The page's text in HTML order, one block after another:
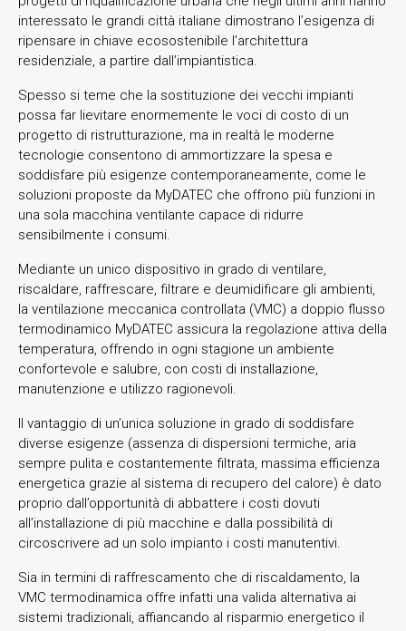
interessato le grandi città italiane dimostrano l’esigenza di
ripensare in chiave ecosostenibile l’architettura
residenziale, a partire dall’impiantistica.
Spesso si teme che la sostituzione dei vecchi impianti
possa far lievitare enormemente le voci di costo di un
progetto di ristrutturazione, ma in realtà le moderne
tecnologie consentono di ammortizzare la spesa e
soddisfare più esigenze contemporaneamente, come le
soluzioni proposte da MyDATEC che offrono più funzioni in
una sola macchina ventilante capace di ridurre
sensibilmente i consumi.
Mediante un unico dispositivo in grado di ventilare,
riscaldare, raffrescare, filtrare e deumidificare gli ambienti,
la ventilazione meccanica controllata (VMC) a doppio flusso
termodinamico MyDATEC assicura la regolazione attiva della
temperatura, offrendo in ogni stagione un ambiente
confortevole e salubre, con costi di installazione,
manutenzione e utilizzo ragionevoli.
Il vantaggio di un’unica soluzione in grado di soddisfare
diverse esigenze (assenza di dispersioni termiche, aria
sempre pulita e costantemente filtrata, massima efficienza
energetica grazie al sistema di recupero del calore) è dato
proprio dall’opportunità di abbattere i costi dovuti
all’installazione di più macchine e dalla possibilità di
circoscrivere ad un solo impianto i costi manutentivi.
Sia in termini di raffrescamento che di riscaldamento, la
VMC termodinamica offre infatti una valida alternativa ai
sistemi tradizionali, affiancando al risparmio energetico il